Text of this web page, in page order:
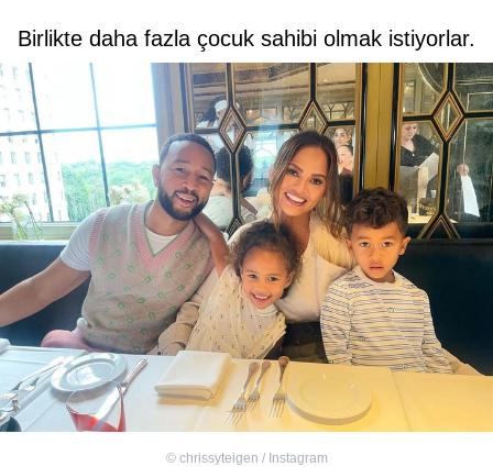
Birlikte daha fazla çocuk sahibi olmak istiyorlar.
© chrissyteigen / Instagram